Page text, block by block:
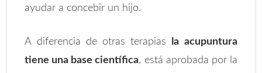
ayudar a concebir un hijo.
A diferencia de otras terapias
la acupuntura
tiene una base científica, está aprobada por la